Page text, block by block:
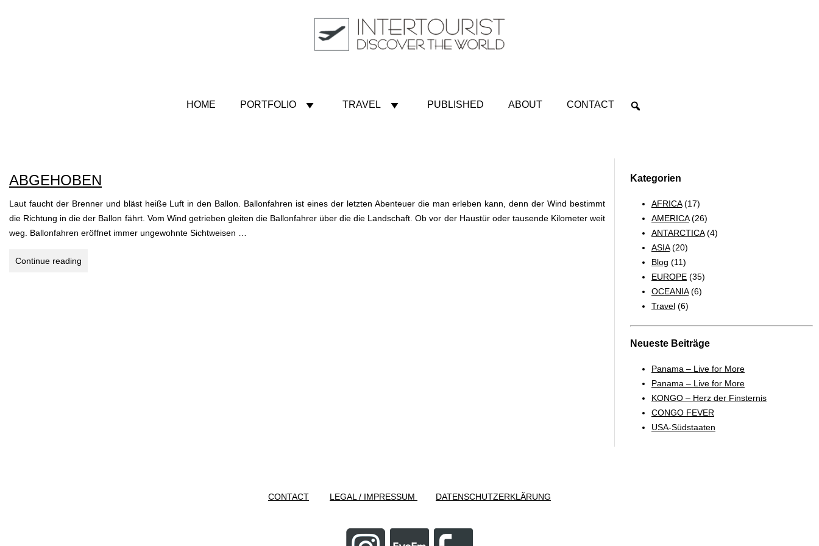
HOME PORTFOLIO TRAVEL PUBLISHED ABOUT CONTACT
ABGEHOBEN
Laut faucht der Brenner und bläst heiße Luft in den Ballon. Ballonfahren ist eines der letzten Abenteuer die man erleben kann, denn der Wind bestimmt
die Richtung in die der Ballon fährt. Vom Wind getrieben gleiten die Ballonfahrer über die die Landschaft. Ob vor der Haustür oder tausende Kilometer weit
weg. Ballonfahren eröffnet immer ungewohnte Sichtweisen …
Continue reading
Kategorien
AFRICA(17)
AMERICA(26)
ANTARCTICA(4)
ASIA(20)
Blog (11)
EUROPE (35)
OCEANIA(6)
Travel (6)
Neueste Beiträge
Panama – Live for More
Panama – Live for More
KONGO – Herz der Finsternis
CONGO FEVER
USA-Südstaaten
CONTACT LEGAL / IMPRESSUM DATENSCHUTZERKLÄRUNG